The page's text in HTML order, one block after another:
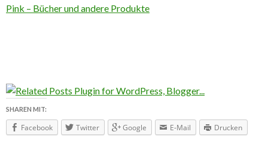
Pink – Bücher und andere Produkte
SHAREN MIT:
Facebook Twitter Google E-Mail Drucken